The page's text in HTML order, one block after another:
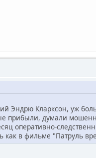
Эндрю Кларксон, уж
думали
оперативно-
как в фильме "Патруль